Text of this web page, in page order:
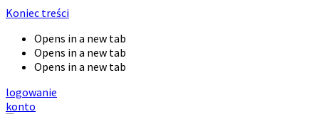
Koniec treści
Opens in a new tab
Opens in a new tab
Opens in a new tab
logowanie
konto